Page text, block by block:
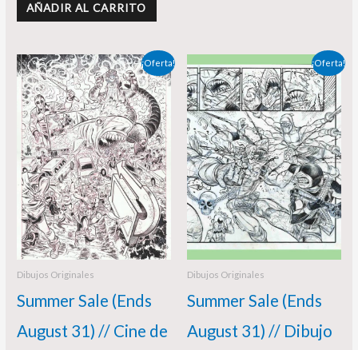
AÑADIR AL CARRITO
¡Oferta!
Dibujos Originales
Summer Sale (Ends
August 31) // Cine de
El
precio
original
era:
195,00 €.
El
precio
actual
es:
180,00 €.
¡Oferta!
Dibujos Originales
Summer Sale (Ends
August 31) // Dibujo
El
precio
original
era:
200,00 €.
El
precio
actual
es:
190,00 €.